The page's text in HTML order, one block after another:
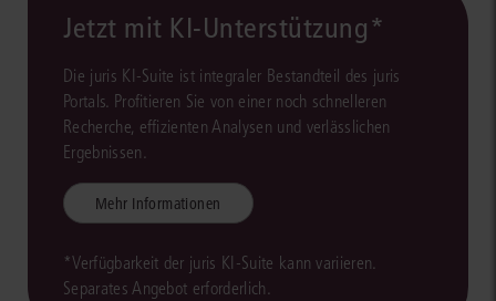
Jetzt mit KI-Unterstützung*
Die juris KI-Suite ist integraler Bestandteil des juris
Portals. Profitieren Sie von einer noch schnelleren
Recherche, effizienten Analysen und verlässlichen
Ergebnissen.
Mehr Informationen
*Verfügbarkeit der juris KI-Suite kann variieren.
Separates Angebot erforderlich.